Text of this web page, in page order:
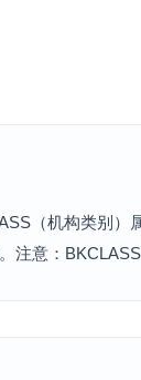
（机构类别）
注意：